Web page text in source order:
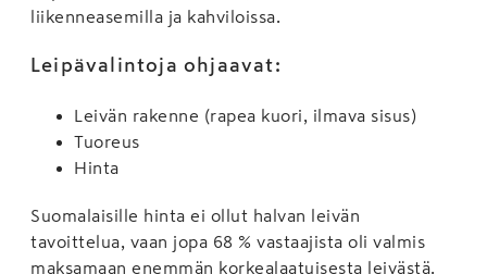
liikenneasemilla ja kahviloissa.
Leipävalintoja ohjaavat:
Leivän rakenne (rapea kuori, ilmava sisus)
Tuoreus
Hinta
Suomalaisille hinta ei ollut halvan leivän
tavoittelua, vaan jopa 68 % vastaajista oli valmis
maksamaan enemmän korkealaatuisesta leivästä.